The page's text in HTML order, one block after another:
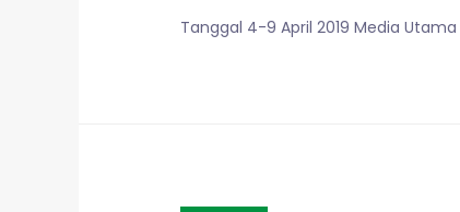
Tanggal 4-9 April 2019 Media